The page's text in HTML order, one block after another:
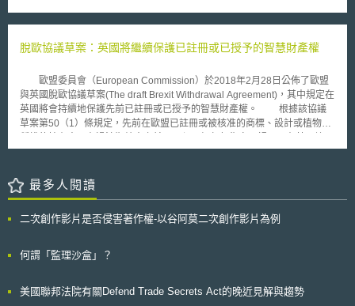
場智財攻防戰中除了以專利無效來解除侵權訴訟之外並乘勝追擊，在專利無
平競爭訴訟。至於美國總統的覆審將僅只於考量以公眾的利益(public
interest)來看是否要推翻該禁令。
關注國家」或其所涉人員，主要以「受關注國家」、「受規範對象」、「資
範，而美國司法部已於2024年3月5日在〈聯邦公報〉公布行政命令之擬制
中國（包括香港及澳門）、俄羅斯、伊朗、北韓、古巴、委內瑞拉等可能造
成美國國家安全重大風險之國家。 2.受規範對象：由受關注國家所掌控之實
體及具有契約關係之人或實體，或以該等國家為主要居住地之外國人等皆屬
之。 3.資料類型：本次ANPRM定義了大量敏感個人資料與政府相關資料，
軍方）所控制之敏感位置皆屬政府相關資料。 4.禁止行為：涉及受關注國
家、受規範對象以及符合上述資料類型之資料交易行為，皆被列為禁止行
為，例如：透過簽訂服務或投資協議、供應或僱傭契約而進行之資料交易行
作為全球重要的高科技產業供應鏈之一員，因地緣關係與部分受關注國家進
訂方向值得我國持續關注其後續發展。
脫歐協議草案：英國將繼續保護已註冊或已授予的智慧財產權
歐盟委員會（European Commission）於2018年2月28日公佈了歐盟
與英國脫歐協議草案(The draft Brexit Withdrawal Agreement)，其中規定在
英國將會持續地保護先前已註冊或已授予的智慧財產權。 根據該協議
草案第50（1）條規定，先前在歐盟已註冊或被核准的商標、設計或植物品
且具可實施性的智慧財產權。而關於地理標誌、原產地名稱和地方傳統特
序之規定（第51條）；英國繼續就歐盟特定會員國已註冊之商標或外觀設計
提供保護（第52條）；英國繼續就未註冊的共同體設計提供一定程度的保護
品種權享有優先審查權（第55條）；在英國申請植物補充保護證書享有優先
專利公約(European Patent Convention)為基礎。 因此，有關專利的相關規
案已由歐盟委員會提出，首先將讓歐盟各成員國和歐洲議會先進行磋商，最
最多人閱讀
二次創作影片是否侵害著作權-以谷阿莫二次創作影片為例
何謂「監理沙盒」？
美國聯邦法院有關Defend Trade Secrets Act的晚近見解與趨勢